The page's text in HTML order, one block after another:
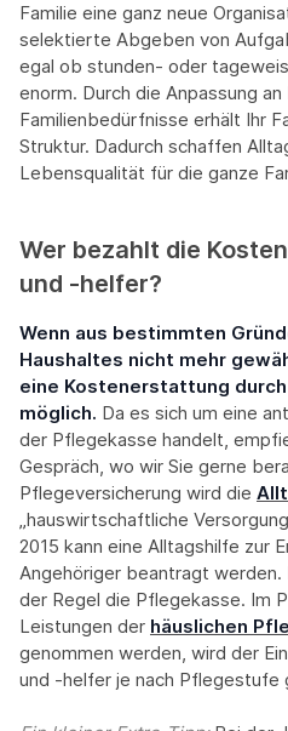
Familie eine ganz neue
selektierte Abgeben von
egal ob stunden- oder
enorm. Durch die Anpassung an
Familienbedürfnisse erhält Ihr
Struktur. Dadurch schaffen
Lebensqualität für die ganze
Wer bezahlt die
und -helfer?
Wenn aus bestimmten
Haushaltes nicht mehr
eine Kostenerstattung
möglich. Da es sich um eine
der Pflegekasse handelt,
Gespräch, wo wir Sie gerne
Pflegeversicherung wird die
„hauswirtschaftliche
2015 kann eine Alltagshilfe zur
Angehöriger beantragt
der Regel die Pflegekasse. Im
Leistungen der häuslichen
genommen werden, wird der
und -helfer je nach Pflegestufe